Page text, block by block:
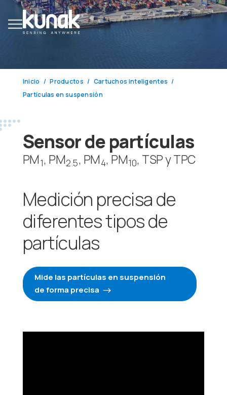
Inicio Productos
Cartuchos inteligentes
Partículas en suspensión
Sensor de partículas
PM1, PM2.5, PM4, PM10, TSP y TPC
Medición precisa de
diferentes tipos de
partículas
Mide las partículas en suspensión
de forma precisa